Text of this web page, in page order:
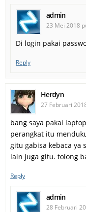
admin
23 Mei 2018
Di login pakai
Reply
Herdyn
27 Februari
bang saya pakai
perangkat itu
gitu gabisa kebaca ya
lain juga gitu. tolong
Reply
admin
28 Februari